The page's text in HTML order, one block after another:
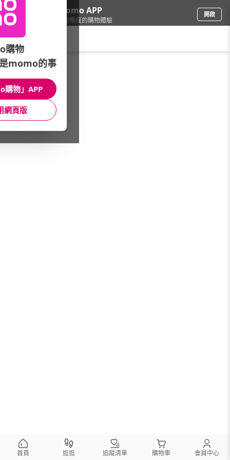
下載momo APP
給你3倍流暢度的購物體驗
開啟
家電/掃地機/本月主打
館長推薦 月銷量
首頁 逛逛 追蹤清單 購物車 會員中心
購物
momo的事
購物」APP
網頁版